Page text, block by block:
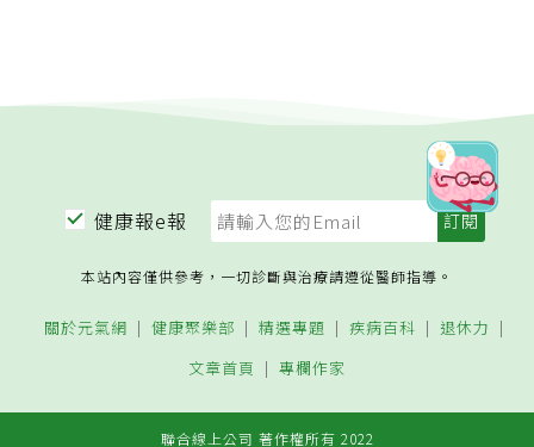
健康報e報
本站內容僅供參考，一切診斷與治療請遵從醫師指導。
關於元氣網 健康聚樂部 精選專題 疾病百科
退休力
文章首頁
專欄作家
聯合線上公司 著作權所有 2022